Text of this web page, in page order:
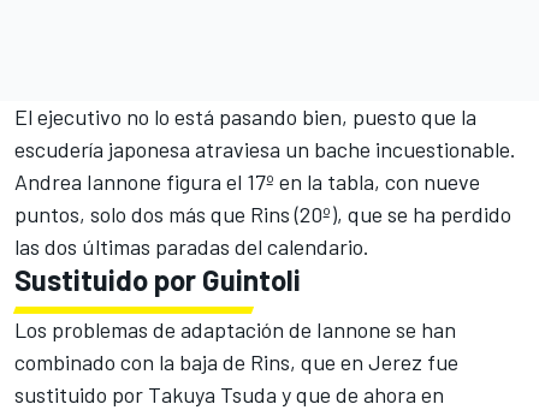
El ejecutivo no lo está pasando bien, puesto que la
escudería japonesa atraviesa un bache incuestionable.
Andrea Iannone figura el 17º en la tabla, con nueve
puntos, solo dos más que Rins (20º), que se ha perdido
las dos últimas paradas del calendario.
Sustituido por Guintoli
Los problemas de adaptación de Iannone se han
combinado con la baja de Rins, que en Jerez fue
sustituido por Takuya Tsuda y que de ahora en